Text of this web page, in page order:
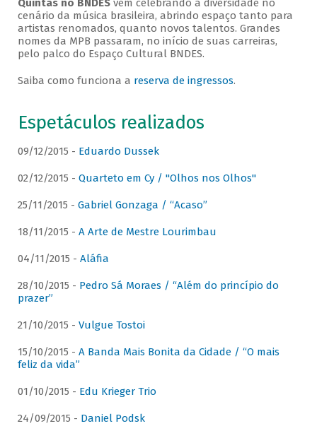
Quintas no BNDESvem celebrando a diversidade no
cenário da música brasileira, abrindo espaço tanto para
artistas renomados, quanto novos talentos. Grandes
nomes da MPB passaram, no início de suas carreiras,
pelo palco do Espaço Cultural BNDES.
Saiba como funciona a reserva de ingressos.
Espetáculos realizados
09/12/2015 - Eduardo Dussek
02/12/2015 - Quarteto em Cy / "Olhos nos Olhos"
25/11/2015 - Gabriel Gonzaga / “Acaso”
18/11/2015 - A Arte de Mestre Lourimbau
04/11/2015 - Aláfia
28/10/2015 - Pedro Sá Moraes / “Além do princípio do
prazer”
21/10/2015 - Vulgue Tostoi
15/10/2015 - A Banda Mais Bonita da Cidade / “O mais
feliz da vida”
01/10/2015 - Edu Krieger Trio
24/09/2015 - Daniel Podsk